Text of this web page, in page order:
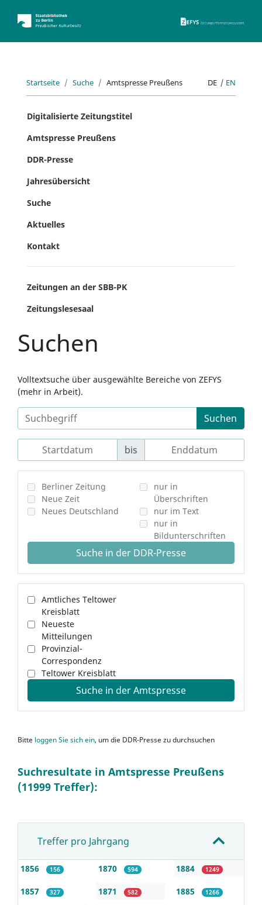
Startseite Suche Amtspresse Preußens DE | EN
Digitalisierte Zeitungstitel
Amtspresse Preußens
DDR-Presse
Jahresübersicht
Suche
Aktuelles
Kontakt
Zeitungen an der SBB-PK
Zeitungslesesaal
Suchen
Volltextsuche über ausgewählte Bereiche von ZEFYS
(mehr in Arbeit).
Suchen
bis
Berliner Zeitung
Neue Zeit
Neues Deutschland
nur in
Überschriften
nur im Text
nur in
Bildunterschriften
Suche in der DDR-Presse
Amtliches Teltower
Kreisblatt
Neueste
Mitteilungen
Provinzial-
Correspondenz
Teltower Kreisblatt
Suche in der Amtspresse
Bitte loggen Sie sich ein, um die DDR-Presse zu durchsuchen
Suchresultate in Amtspresse Preußens
(11999 Treffer):
Treffer pro Jahrgang
1856 156
1857 327
1870 594
1871 582
1884 1249
1885 1266